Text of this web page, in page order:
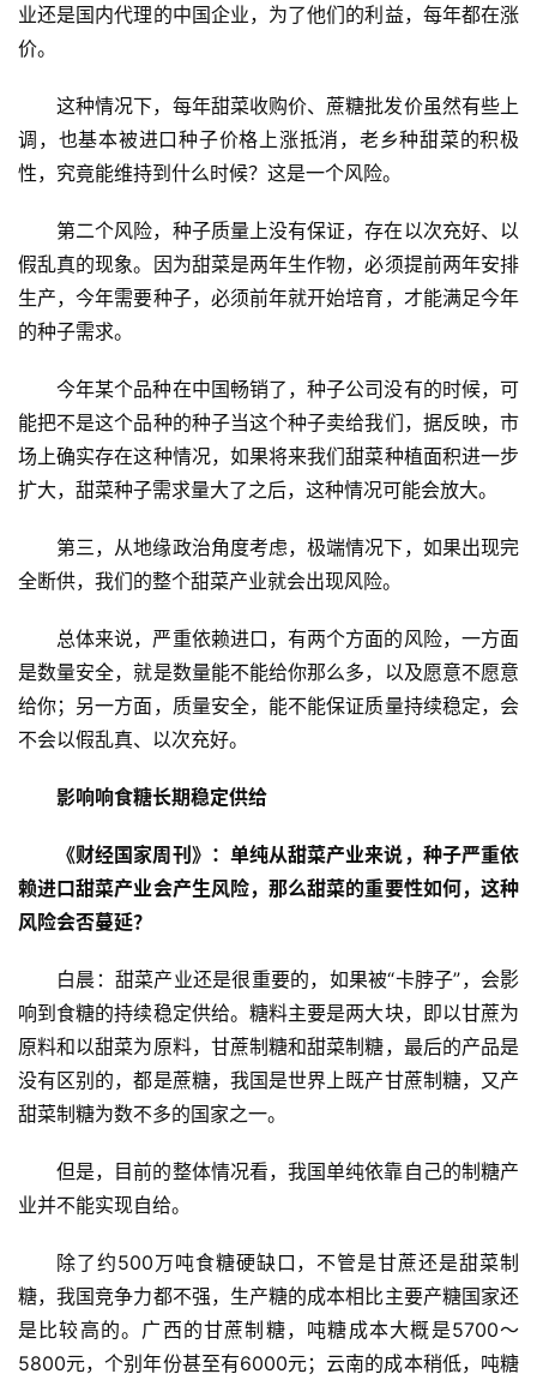
云
公
现
货
专
题
地
区
频
道
产
产
业还是国内代理的中国企业，为了他们的利益，每年都在涨
价。
这种情况下，每年甜菜收购价、蔗糖批发价虽然有些上
调，也基本被进口种子价格上涨抵消，老乡种甜菜的积极
性，究竟能维持到什么时候？这是一个风险。
第二个风险，种子质量上没有保证，存在以次充好、以
假乱真的现象。因为甜菜是两年生作物，必须提前两年安排
生产，今年需要种子，必须前年就开始培育，才能满足今年
的种子需求。
今年某个品种在中国畅销了，种子公司没有的时候，可
能把不是这个品种的种子当这个种子卖给我们，据反映，市
场上确实存在这种情况，如果将来我们甜菜种植面积进一步
扩大，甜菜种子需求量大了之后，这种情况可能会放大。
第三，从地缘政治角度考虑，极端情况下，如果出现完
全断供，我们的整个甜菜产业就会出现风险。
总体来说，严重依赖进口，有两个方面的风险，一方面
是数量安全，就是数量能不能给你那么多，以及愿意不愿意
给你；另一方面，质量安全，能不能保证质量持续稳定，会
不会以假乱真、以次充好。
影响响食糖长期稳定供给
《财经国家周刊》：单纯从甜菜产业来说，种子严重依
赖进口甜菜产业会产生风险，那么甜菜的重要性如何，这种
风险会否蔓延？
白晨：甜菜产业还是很重要的，如果被“卡脖子”，会影
响到食糖的持续稳定供给。糖料主要是两大块，即以甘蔗为
原料和以甜菜为原料，甘蔗制糖和甜菜制糖，最后的产品是
没有区别的，都是蔗糖，我国是世界上既产甘蔗制糖，又产
甜菜制糖为数不多的国家之一。
但是，目前的整体情况看，我国单纯依靠自己的制糖产
业并不能实现自给。
除了约500万吨食糖硬缺口，不管是甘蔗还是甜菜制
糖，我国竞争力都不强，生产糖的成本相比主要产糖国家还
是比较高的。广西的甘蔗制糖，吨糖成本大概是5700～
5800元，个别年份甚至有6000元；云南的成本稍低，吨糖